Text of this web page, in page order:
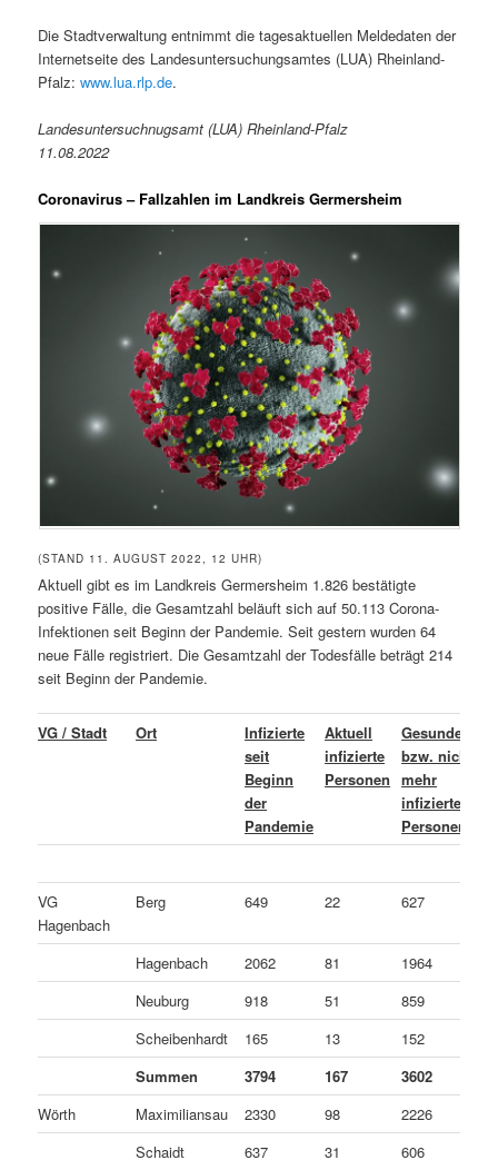
Die Stadtverwaltung entnimmt die tagesaktuellen Meldedaten der
Internetseite des Landesuntersuchungsamtes (LUA) Rheinland-
Pfalz:www.lua.rlp.de.
Landesuntersuchnugsamt (LUA) Rheinland-Pfalz
11.08.2022
Coronavirus – Fallzahlen im Landkreis Germersheim
(STAND 11. AUGUST 2022, 12 UHR)
Aktuell gibt es im Landkreis Germersheim 1.826 bestätigte
positive Fälle, die Gesamtzahl beläuft sich auf 50.113 Corona-
Infektionen seit Beginn der Pandemie. Seit gestern wurden 64
neue Fälle registriert. Die Gesamtzahl der Todesfälle beträgt 214
seit Beginn der Pandemie.
VG / Stadt Ort
Infizierte
seit
Beginn
der
Pandemie
Aktuell
infizierte
Personen
Gesundete
bzw. nicht
mehr
infizierte
Personen
VG
Hagenbach
Berg 649 22 627
Hagenbach 2062 81 1964
Neuburg
918 51 859
Scheibenhardt
165 13 152
Summen
3794 167 3602
Wörth
Maximiliansau 2330 98 2226
Schaidt
637 31 606